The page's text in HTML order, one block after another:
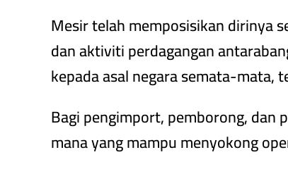
Mesir telah memposisikan dirinya
dan aktiviti perdagangan
kepada asal negara semata-mata,
Bagi pengimport, pemborong, dan
mana yang mampu menyokong